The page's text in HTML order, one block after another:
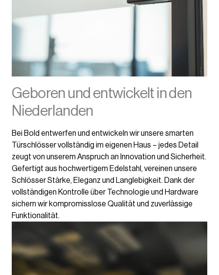
Geboren und entwickelt in den
Niederlanden
Bei Bold entwerfen und entwickeln wir unsere smarten
Türschlösser vollständig im eigenen Haus – jedes Detail
zeugt von unserem Anspruch an Innovation und Sicherheit.
Gefertigt aus hochwertigem Edelstahl, vereinen unsere
Schlösser Stärke, Eleganz und Langlebigkeit. Dank der
vollständigen Kontrolle über Technologie und Hardware
sichern wir kompromisslose Qualität und zuverlässige
Funktionalität.